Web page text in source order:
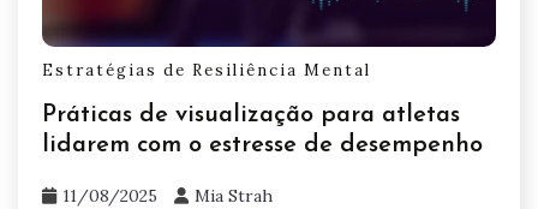
Estratégias de Resiliência Mental
Práticas de visualização para atletas
lidarem com o estresse de desempenho
11/08/2025 Mia Strah